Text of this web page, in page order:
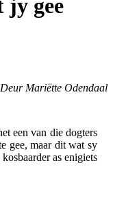
jy gee
Deur Mariëtte Odendaal
een van die dogters
gee, maar dit wat sy
as enigiets